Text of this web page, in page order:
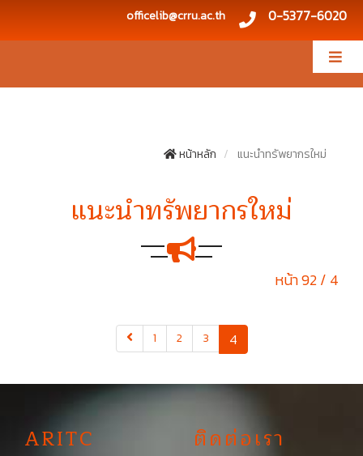
officelib@crru.ac.th 0-5377-6020
หน้าหลัก แนะนำทรัพยากรใหม่
แนะนำทรัพยากรใหม่
หน้า 92 / 4
1 2 3 4(current)
ARITC ติดต่อเรา